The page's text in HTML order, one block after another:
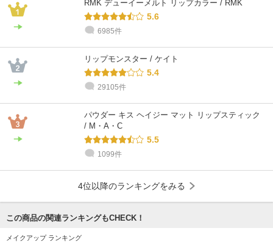
RMK デューイーメルト リップカラー / RMK
5.6
6985件
リップモンスター / ケイト
5.4
29105件
パウダー キス ヘイジー マット リップスティック
/ M・A・C
5.5
1099件
4位以降のランキングをみる
この商品の関連ランキングもCHECK！
メイクアップ ランキング